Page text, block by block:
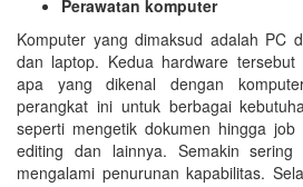
Perawatan komputer
Komputer yang dimaksud adalah PC
dan laptop. Kedua hardware
apa yang dikenal dengan
perangkat ini untuk berbagai
seperti mengetik dokumen hingga
editing dan lainnya. Semakin sering
mengalami penurunan kapabilitas.